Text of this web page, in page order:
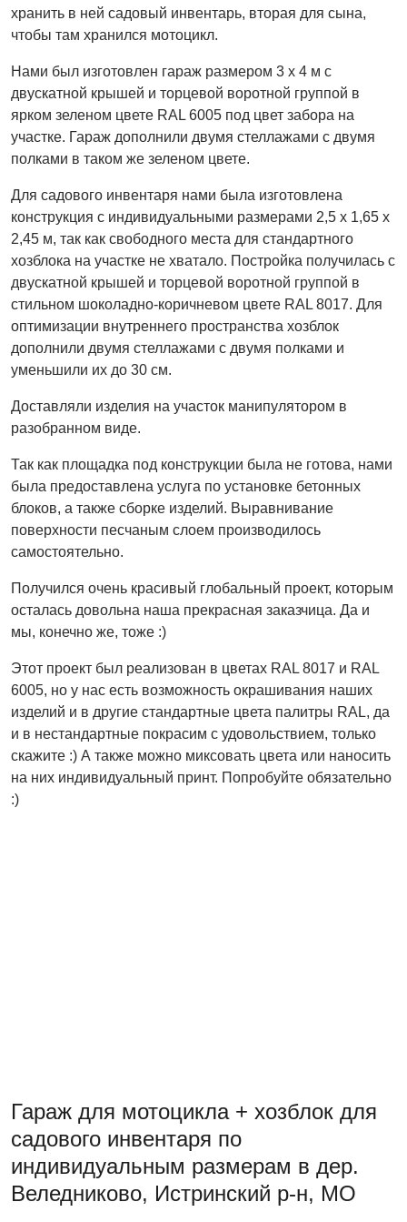
хранить в ней садовый инвентарь, вторая для сына,
чтобы там хранился мотоцикл.
Нами был изготовлен гараж размером 3 х 4 м с
двускатной крышей и торцевой воротной группой в
ярком зеленом цвете RAL 6005 под цвет забора на
участке. Гараж дополнили двумя стеллажами с двумя
полками в таком же зеленом цвете.
Для садового инвентаря нами была изготовлена
конструкция с индивидуальными размерами 2,5 х 1,65 х
2,45 м, так как свободного места для стандартного
хозблока на участке не хватало. Постройка получилась с
двускатной крышей и торцевой воротной группой в
стильном шоколадно-коричневом цвете RAL 8017. Для
оптимизации внутреннего пространства хозблок
дополнили двумя стеллажами с двумя полками и
уменьшили их до 30 см.
Доставляли изделия на участок манипулятором в
разобранном виде.
Так как площадка под конструкции была не готова, нами
была предоставлена услуга по установке бетонных
блоков, а также сборке изделий. Выравнивание
поверхности песчаным слоем производилось
самостоятельно.
Получился очень красивый глобальный проект, которым
осталась довольна наша прекрасная заказчица. Да и
мы, конечно же, тоже :)
Этот проект был реализован в цветах RAL 8017 и RAL
6005, но у нас есть возможность окрашивания наших
изделий и в другие стандартные цвета палитры RAL, да
и в нестандартные покрасим с удовольствием, только
скажите :) А также можно миксовать цвета или наносить
на них индивидуальный принт. Попробуйте обязательно
:)
Гараж для мотоцикла + хозблок для
садового инвентаря по
индивидуальным размерам в дер.
Веледниково, Истринский р-н, МО